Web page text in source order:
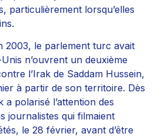
particulièrement lorsqu’elles
2003, le parlement turc avait
n’ouvrent un deuxième
l’Irak de Saddam Hussein,
à partir de son territoire. Dès
a polarisé l’attention des
journalistes qui filmaient
le 28 février, avant d’être